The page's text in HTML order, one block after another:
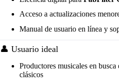
Acceso a actualizaciones
Manual de usuario en línea y
👤 Usuario ideal
Productores musicales en
clásicos